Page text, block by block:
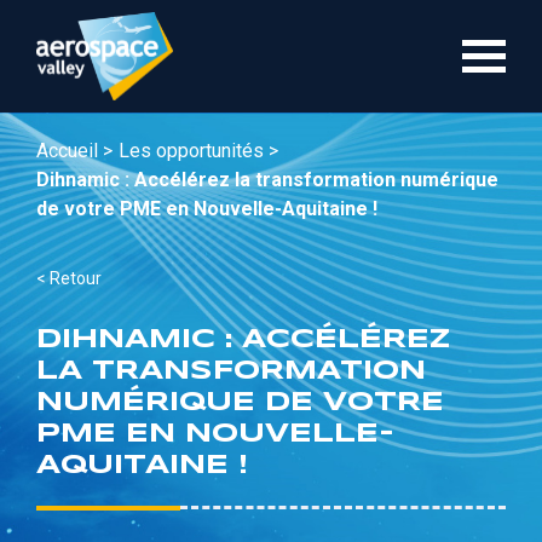
contenu
Accueil > Les opportunités >
Dihnamic : Accélérez la transformation numérique
de votre PME en Nouvelle-Aquitaine !
< Retour
DIHNAMIC : ACCÉLÉREZ
LA TRANSFORMATION
NUMÉRIQUE DE VOTRE
PME EN NOUVELLE-
AQUITAINE !